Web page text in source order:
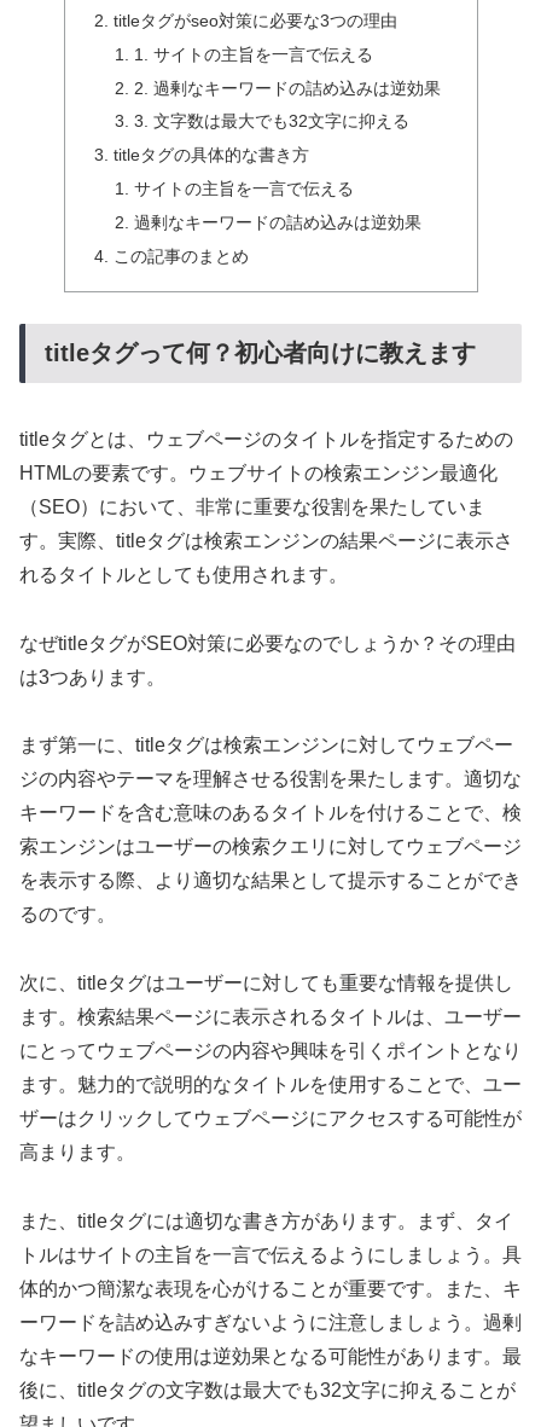
titleタグがseo対策に必要な3つの理由
1. サイトの主旨を一言で伝える
2. 過剰なキーワードの詰め込みは逆効果
3. 文字数は最大でも32文字に抑える
titleタグの具体的な書き方
サイトの主旨を一言で伝える
過剰なキーワードの詰め込みは逆効果
この記事のまとめ
titleタグって何？初心者向けに教えます
titleタグとは、ウェブページのタイトルを指定するための
HTMLの要素です。ウェブサイトの検索エンジン最適化
（SEO）において、非常に重要な役割を果たしていま
す。実際、titleタグは検索エンジンの結果ページに表示さ
れるタイトルとしても使用されます。
なぜtitleタグがSEO対策に必要なのでしょうか？その理由
は3つあります。
まず第一に、titleタグは検索エンジンに対してウェブペー
ジの内容やテーマを理解させる役割を果たします。適切な
キーワードを含む意味のあるタイトルを付けることで、検
索エンジンはユーザーの検索クエリに対してウェブページ
を表示する際、より適切な結果として提示することができ
るのです。
次に、titleタグはユーザーに対しても重要な情報を提供し
ます。検索結果ページに表示されるタイトルは、ユーザー
にとってウェブページの内容や興味を引くポイントとなり
ます。魅力的で説明的なタイトルを使用することで、ユー
ザーはクリックしてウェブページにアクセスする可能性が
高まります。
また、titleタグには適切な書き方があります。まず、タイ
トルはサイトの主旨を一言で伝えるようにしましょう。具
体的かつ簡潔な表現を心がけることが重要です。また、キ
ーワードを詰め込みすぎないように注意しましょう。過剰
なキーワードの使用は逆効果となる可能性があります。最
後に、titleタグの文字数は最大でも32文字に抑えることが